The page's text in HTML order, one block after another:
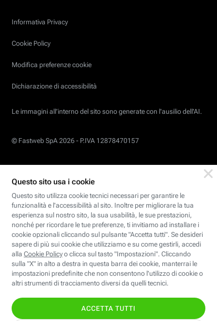
Informativa Privacy
Cookie Policy
Modifica preferenze cookie
Dichiarazione di accessibilità
Le immagini all’interno del sito sono generate con l'ausilio dell'AI.
© Fastweb SpA 2026 - P.IVA 12878470157